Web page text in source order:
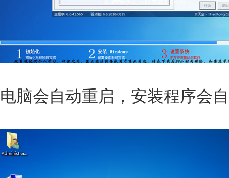
电脑会自动重启，安装程序会